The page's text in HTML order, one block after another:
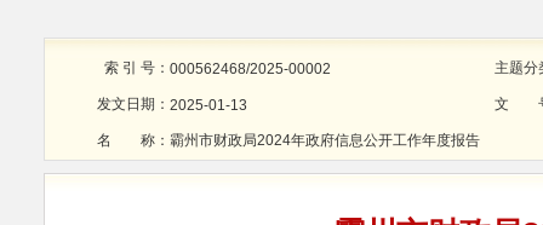
索 引 号： 000562468/2025-00002 主题分
发文日期： 2025-01-13 文
名 称： 霸州市财政局2024年政府信息公开工作年度报告